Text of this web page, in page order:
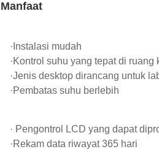
Manfaat
·Instalasi mudah
·Kontrol suhu yang tepat di ruang
·Jenis desktop dirancang untuk
·Pembatas suhu berlebih
· Pengontrol LCD yang dapat
·Rekam data riwayat 365 hari